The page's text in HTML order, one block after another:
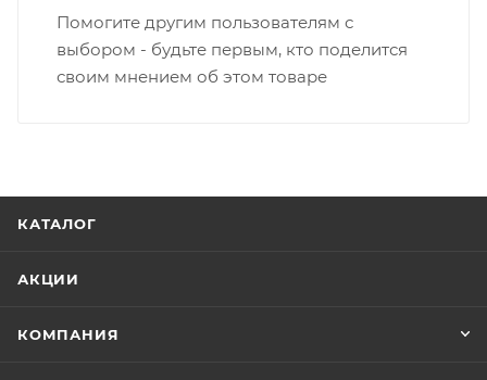
Помогите другим пользователям с
выбором - будьте первым, кто поделится
своим мнением об этом товаре
КАТАЛОГ
АКЦИИ
КОМПАНИЯ